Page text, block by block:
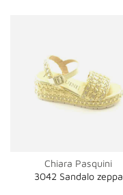
Chiara Pasquini
3042 Sandalo zeppa